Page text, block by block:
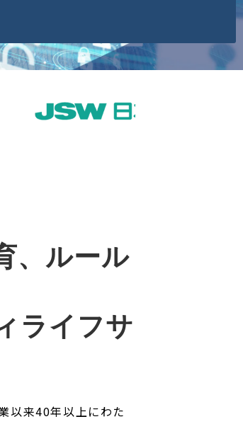
、ルール
ライフサ
以来40年以上にわた